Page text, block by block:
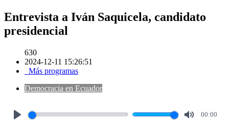
Entrevista a Iván Saquicela, candidato
presidencial
630
2024-12-11 15:26:51
Más programas
Democracia en Ecuador
00:00